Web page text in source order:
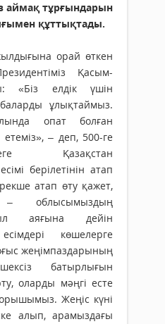
аймақ тұрғындарын
құттықтады.
орай өткен
Қасым-
«Біз елдік үшін
ұлықтаймыз.
опат болған
– деп, 500-ге
Қазақстан
берілетінін атап
атап өту қажет,
облысымыздың
аяғына дейін
көшелерге
жеңімпаздарының
батырлығын
оларды мәңгі есте
Жеңіс күні
алып, арамыздағы